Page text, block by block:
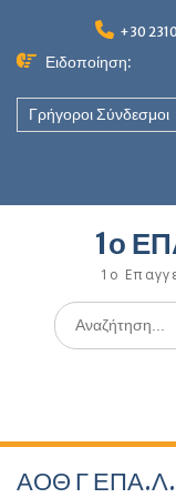
content
+30
Ειδοποίηση:
Γρήγοροι Σύνδεσμοι
1ο
1ο
Search
for:
ΑΟΘ Γ ΕΠΑ.Λ.